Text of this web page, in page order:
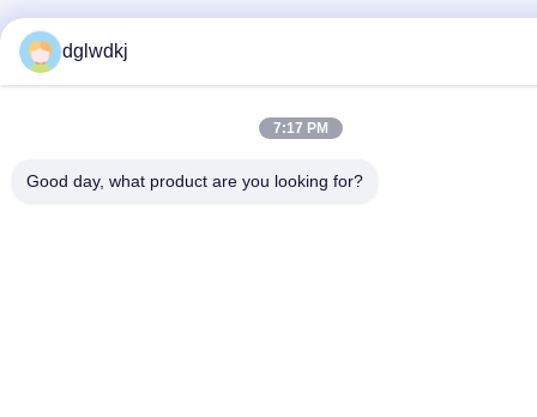
dglwdkj
7:17 PM
Good day, what product are you looking for?